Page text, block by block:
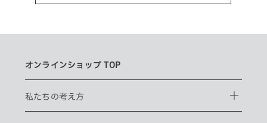
オンラインショップ TOP
私たちの考え方